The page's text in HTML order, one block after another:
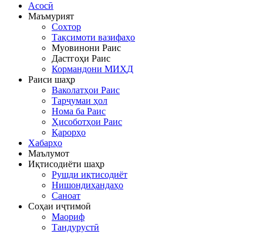
Асосӣ
Маъмурият
Сохтор
Тақсимоти вазифаҳо
Муовинони Раис
Дастгоҳи Раис
Кормандони МИҲД
Раиси шаҳр
Ваколатҳои Раис
Тарҷумаи ҳол
Нома ба Раис
Ҳисоботҳои Раис
Қарорҳо
Хабарҳо
Маълумот
Иқтисодиёти шаҳр
Рушди иқтисодиёт
Нишондиҳандаҳо
Саноат
Соҳаи иҷтимоӣ
Маориф
Тандурустӣ